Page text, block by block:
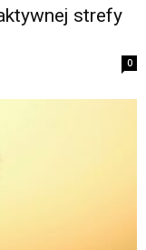
strefy
0